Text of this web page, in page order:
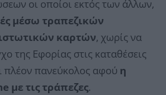
οι οποίοι εκτός των άλλων,
μέσω τραπεζικών
καρτών, χωρίς να
της Εφορίας στις καταθέσεις
πλέον πανεύκολος αφού η
με τις τράπεζες.